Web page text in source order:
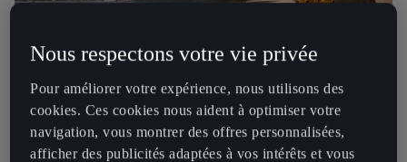
Nous respectons votre vie privée
Pour améliorer votre expérience, nous utilisons des
cookies. Ces cookies nous aident à optimiser votre
navigation, vous montrer des offres personnalisées,
afficher des publicités adaptées à vos intérêts et vous